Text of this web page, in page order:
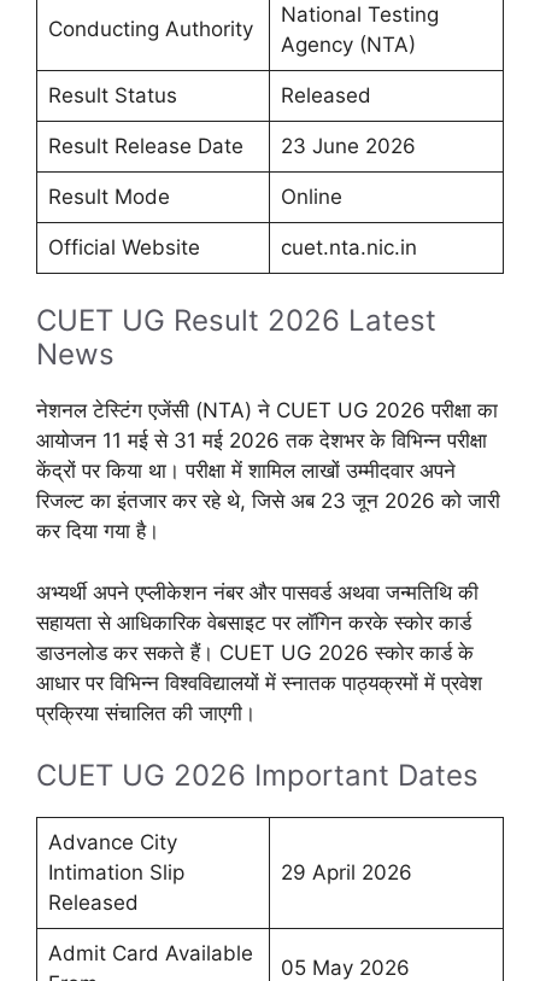
Conducting Authority
National Testing
Agency (NTA)
Result Status Released
Result Release Date 23 June 2026
Result Mode Online
Official Website cuet.nta.nic.in
CUET UG Result 2026 Latest
News
नेशनल टेस्टिंग एजेंसी (NTA) ने CUET UG 2026 परीक्षा का
आयोजन 11 मई से 31 मई 2026 तक देशभर के विभिन्न परीक्षा
केंद्रों पर किया था। परीक्षा में शामिल लाखों उम्मीदवार अपने
रिजल्ट का इंतजार कर रहे थे, जिसे अब 23 जून 2026 को जारी
कर दिया गया है।
अभ्यर्थी अपने एप्लीकेशन नंबर और पासवर्ड अथवा जन्मतिथि की
सहायता से आधिकारिक वेबसाइट पर लॉगिन करके स्कोर कार्ड
डाउनलोड कर सकते हैं। CUET UG 2026 स्कोर कार्ड के
आधार पर विभिन्न विश्वविद्यालयों में स्नातक पाठ्यक्रमों में प्रवेश
प्रक्रिया संचालित की जाएगी।
CUET UG 2026 Important Dates
Advance City
Intimation Slip
Released
29 April 2026
Admit Card Available
05 May 2026